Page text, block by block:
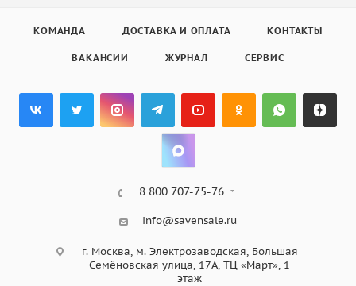
КОМАНДА ДОСТАВКА И ОПЛАТА КОНТАКТЫ
ВАКАНСИИ ЖУРНАЛ СЕРВИС
8 800 707-75-76
info@savensale.ru
г. Москва, м. Электрозаводская, Большая
Семёновская улица, 17А, ТЦ «Март», 1
этаж